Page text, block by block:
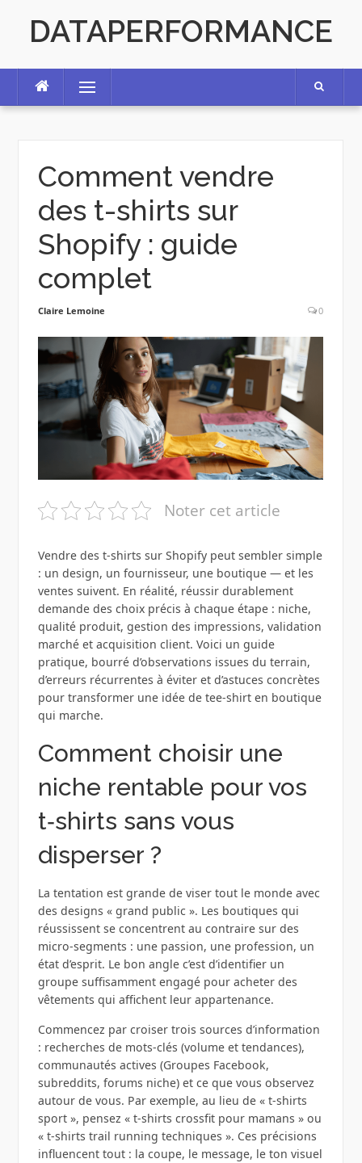
contentDATAPERFORMANCE
Menu
Comment vendre
des t-shirts sur
Shopify : guide
complet
Claire Lemoine 0
Noter cet article
Vendre des t‑shirts sur Shopify peut sembler simple
: un design, un fournisseur, une boutique — et les
ventes suivent. En réalité, réussir durablement
demande des choix précis à chaque étape : niche,
qualité produit, gestion des impressions, validation
marché et acquisition client. Voici un guide
pratique, bourré d’observations issues du terrain,
d’erreurs récurrentes à éviter et d’astuces concrètes
pour transformer une idée de tee‑shirt en boutique
qui marche.
Comment choisir une
niche rentable pour vos
t‑shirts sans vous
disperser ?
La tentation est grande de viser tout le monde avec
des designs « grand public ». Les boutiques qui
réussissent se concentrent au contraire sur des
micro‑segments : une passion, une profession, un
état d’esprit. Le bon angle c’est d’identifier un
groupe suffisamment engagé pour acheter des
vêtements qui affichent leur appartenance.
Commencez par croiser trois sources d’information
: recherches de mots‑clés (volume et tendances),
communautés actives (Groupes Facebook,
subreddits, forums niche) et ce que vous observez
autour de vous. Par exemple, au lieu de « t‑shirts
sport », pensez « t‑shirts crossfit pour mamans » ou
« t‑shirts trail running techniques ». Ces précisions
influencent tout : la coupe, le message, le ton visuel